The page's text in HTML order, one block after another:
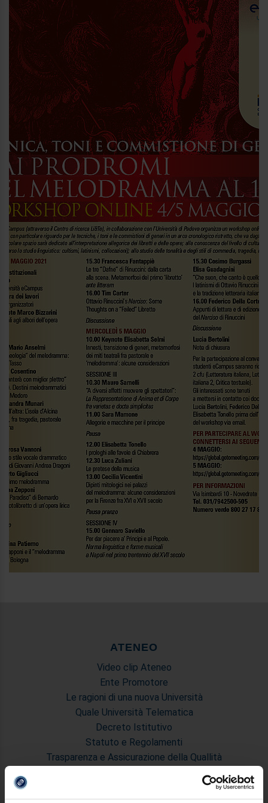
ATENEO
Video clip Ateneo
Ente Promotore
Le ragioni di una nuova Università
Quale Università Telematica
Decreto Istitutivo
Statuto e Regolamenti
Trasparenza e Assicurazione della Quallità